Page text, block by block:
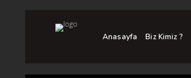
Anasayfa Biz Kimiz ?